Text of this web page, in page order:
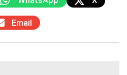
Email